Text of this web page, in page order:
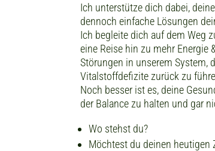
Ich unterstütze dich dabei,
dennoch einfache Lösungen
Ich begleite dich auf dem Weg
eine Reise hin zu mehr Energie
Störungen in unserem System,
Vitalstoffdefizite zurück zu
Noch besser ist es, deine
der Balance zu halten und gar
Wo stehst du?
Möchtest du deinen heutigen